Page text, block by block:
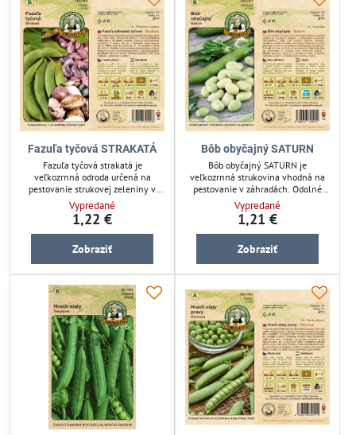
Fazuľa tyčová STRAKATÁ
Fazuľa tyčová strakatá je
veľkozrnná odroda určená na
pestovanie strukovej zeleniny v
záhrade. Odolné semená
zabezpečia bohatú úrodu bôbov
vhodných na ďalšie spracovanie.
Ideálna pre pestovanie na
záhonoch aj v ekologickej záhrade.
udržateľné závlahové systémy.
Vypredané
1,22 €
Zobraziť
Bôb obyčajný SATURN
Bôb obyčajný SATURN je
veľkozrnná strukovina vhodná na
pestovanie v záhradách. Odolné
semená zabezpečia bohatú úrodu
bobu, ideálnu pre zeleninové
záhony. Tento bôb je vhodný pre
záhradkárov, ktorí hľadajú
jednoduché a efektívne riešenie pre
zlepšiť pôdu v záhrade a podporuje
udržateľnú starostlivosť o rastliny.
Vypredané
1,21 €
Zobraziť